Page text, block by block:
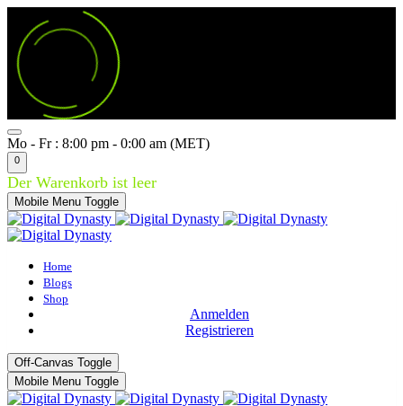
Mo - Fr : 8:00 pm - 0:00 am (MET)
0
Der Warenkorb ist leer
Mobile Menu Toggle
Home
Blogs
Shop
Anmelden
Registrieren
Off-Canvas Toggle
Mobile Menu Toggle